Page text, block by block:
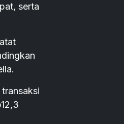
serta